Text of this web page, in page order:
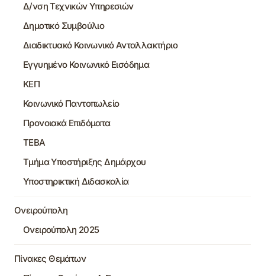
Δ/νση Τεχνικών Υπηρεσιών
Δημοτικό Συμβούλιο
Διαδικτυακό Κοινωνικό Ανταλλακτήριο
Εγγυημένο Κοινωνικό Εισόδημα
ΚΕΠ
Κοινωνικό Παντοπωλείο
Προνοιακά Επιδόματα
ΤΕΒΑ
Τμήμα Υποστήριξης Δημάρχου
Υποστηρικτική Διδασκαλία
Ονειρούπολη
Ονειρούπολη 2025
Πίνακες Θεμάτων